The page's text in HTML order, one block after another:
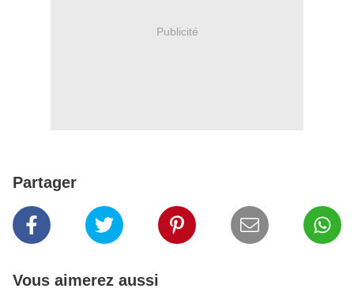
Publicité
Partager
Vous aimerez aussi